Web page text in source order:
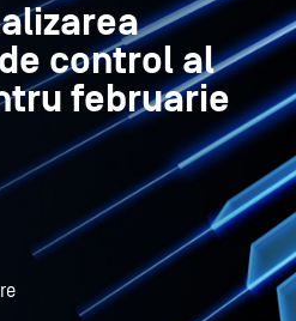
control al
februarie